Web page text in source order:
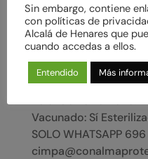
DALILA en adopción
Adopta a: DALILA
Vacunado: Sí
SOLO WHATSAPP
Sin embargo, contiene
con políticas de
Alcalá de Henares que
cuando accedas a ellos.
Entendido Más